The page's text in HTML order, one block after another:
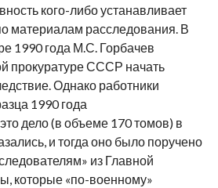
кого-либо устанавливает
материалам расследования. В
1990 года М.С. Горбачев
прокуратуре СССР начать
Однако работники
1990 года
дело (в объеме 170 томов) в
и тогда оно было поручено
из Главной
которые «по-военному»